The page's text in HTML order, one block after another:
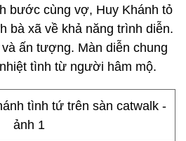
bước cùng vợ, Huy Khánh tỏ
bà xã về khả năng trình diễn.
ấn tượng. Màn diễn chung
tình từ người hâm mộ.